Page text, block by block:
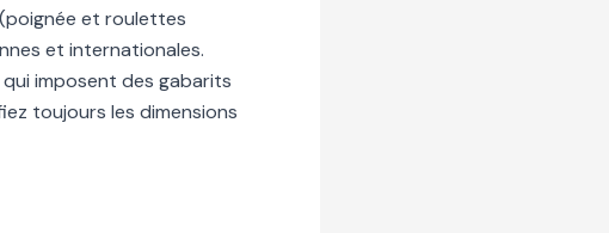
(poignée et roulettes
et internationales.
imposent des gabarits
toujours les dimensions